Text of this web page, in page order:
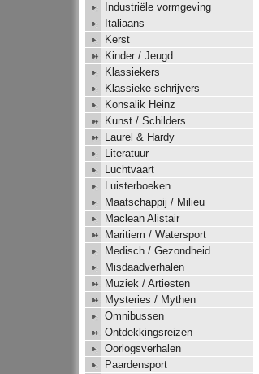
Industriële vormgeving
Italiaans
Kerst
Kinder / Jeugd
Klassiekers
Klassieke schrijvers
Konsalik Heinz
Kunst / Schilders
Laurel & Hardy
Literatuur
Luchtvaart
Luisterboeken
Maatschappij / Milieu
Maclean Alistair
Maritiem / Watersport
Medisch / Gezondheid
Misdaadverhalen
Muziek / Artiesten
Mysteries / Mythen
Omnibussen
Ontdekkingsreizen
Oorlogsverhalen
Paardensport